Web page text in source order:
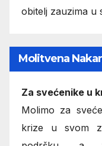
obitelj zauzima u
Molitvena
Za svećenike u
Molimo za
krize u svom